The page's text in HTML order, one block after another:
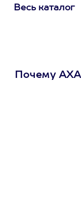
Весь каталог
Почему